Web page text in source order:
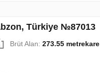
Türkiye №87013
Brüt Alan: 273.55 metrekare